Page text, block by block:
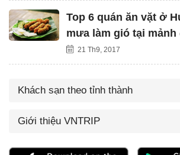
Top 6 quán ăn vặt ở
mưa làm gió tại mảnh
21 Th9, 2017
Khách sạn theo tỉnh thành
Giới thiệu VNTRIP